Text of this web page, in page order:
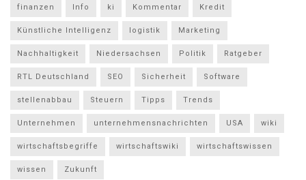
finanzen Info ki Kommentar Kredit
Künstliche Intelligenz logistik Marketing
Nachhaltigkeit Niedersachsen Politik Ratgeber
RTL Deutschland SEO Sicherheit Software
stellenabbau Steuern Tipps Trends
Unternehmen unternehmensnachrichten USA wiki
wirtschaftsbegriffe wirtschaftswiki wirtschaftswissen
wissen Zukunft